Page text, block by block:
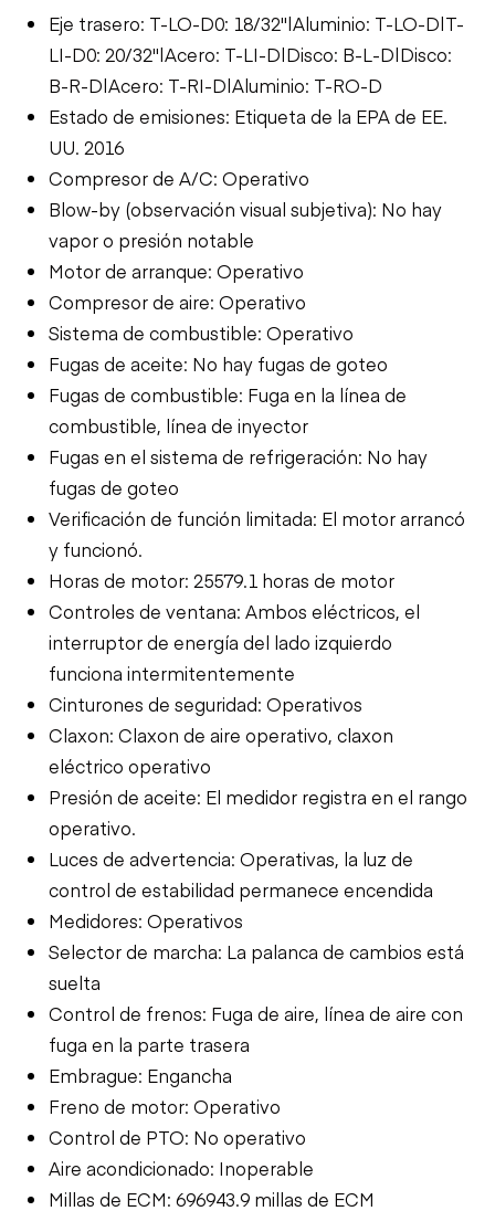
Eje trasero: T-LO-D0: 18/32"|Aluminio: T-LO-D|T-
LI-D0: 20/32"|Acero: T-LI-D|Disco: B-L-D|Disco:
B-R-D|Acero: T-RI-D|Aluminio: T-RO-D
Estado de emisiones: Etiqueta de la EPA de EE.
UU. 2016
Compresor de A/C: Operativo
Blow-by (observación visual subjetiva): No hay
vapor o presión notable
Motor de arranque: Operativo
Compresor de aire: Operativo
Sistema de combustible: Operativo
Fugas de aceite: No hay fugas de goteo
Fugas de combustible: Fuga en la línea de
combustible, línea de inyector
Fugas en el sistema de refrigeración: No hay
fugas de goteo
Verificación de función limitada: El motor arrancó
y funcionó.
Horas de motor: 25579.1 horas de motor
Controles de ventana: Ambos eléctricos, el
interruptor de energía del lado izquierdo
funciona intermitentemente
Cinturones de seguridad: Operativos
Claxon: Claxon de aire operativo, claxon
eléctrico operativo
Presión de aceite: El medidor registra en el rango
operativo.
Luces de advertencia: Operativas, la luz de
control de estabilidad permanece encendida
Medidores: Operativos
Selector de marcha: La palanca de cambios está
suelta
Control de frenos: Fuga de aire, línea de aire con
fuga en la parte trasera
Embrague: Engancha
Freno de motor: Operativo
Control de PTO: No operativo
Aire acondicionado: Inoperable
Millas de ECM: 696943.9 millas de ECM